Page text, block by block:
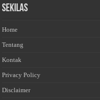
Sekilas
Home
Tentang
Kontak
Privacy Policy
Disclaimer